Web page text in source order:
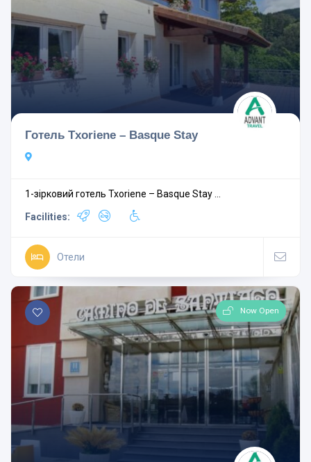
Готель Txoriene – Basque Stay
1-зірковий готель Txoriene – Basque Stay ...
Facilities:
Отели
Now Open